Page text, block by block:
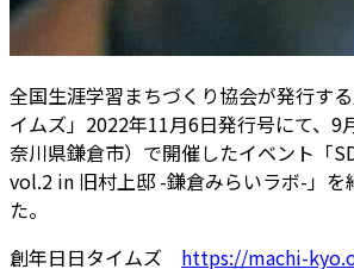
全国生涯学習まちづくり協会が発行す
イムズ」2022年11月6日発行号にて、9
奈川県鎌倉市）で開催したイベント「
vol.2 in 旧村上邸 -鎌倉みらいラボ-」を
た。
創年日日タイムズ https://machi-